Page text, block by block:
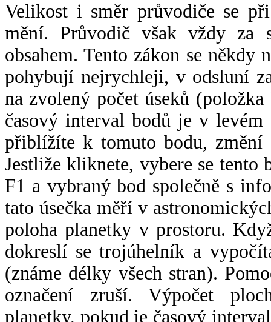
Velikost i směr průvodiče se
mění. Průvodič však vždy za
obsahem. Tento zákon se někdy
pohybují nejrychleji, v odsluní
na zvolený počet úseků
časový interval bodů je v
přiblížíte k tomuto bodu,
Jestliže kliknete, vybere se tento
F1 a vybraný bod společně s
tato úsečka měří v
poloha planetky v prostoru.
dokreslí se trojúhelník a
(známe délky všech stran).
označení zruší. Výpočet
planetky, pokud je časový